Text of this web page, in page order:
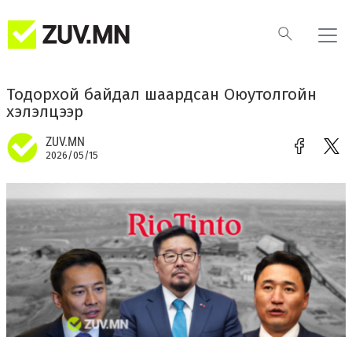
Тодорхой байдал шаардсан Оюутолгойн
хэлэлцээр
ZUV.MN
2026/05/15